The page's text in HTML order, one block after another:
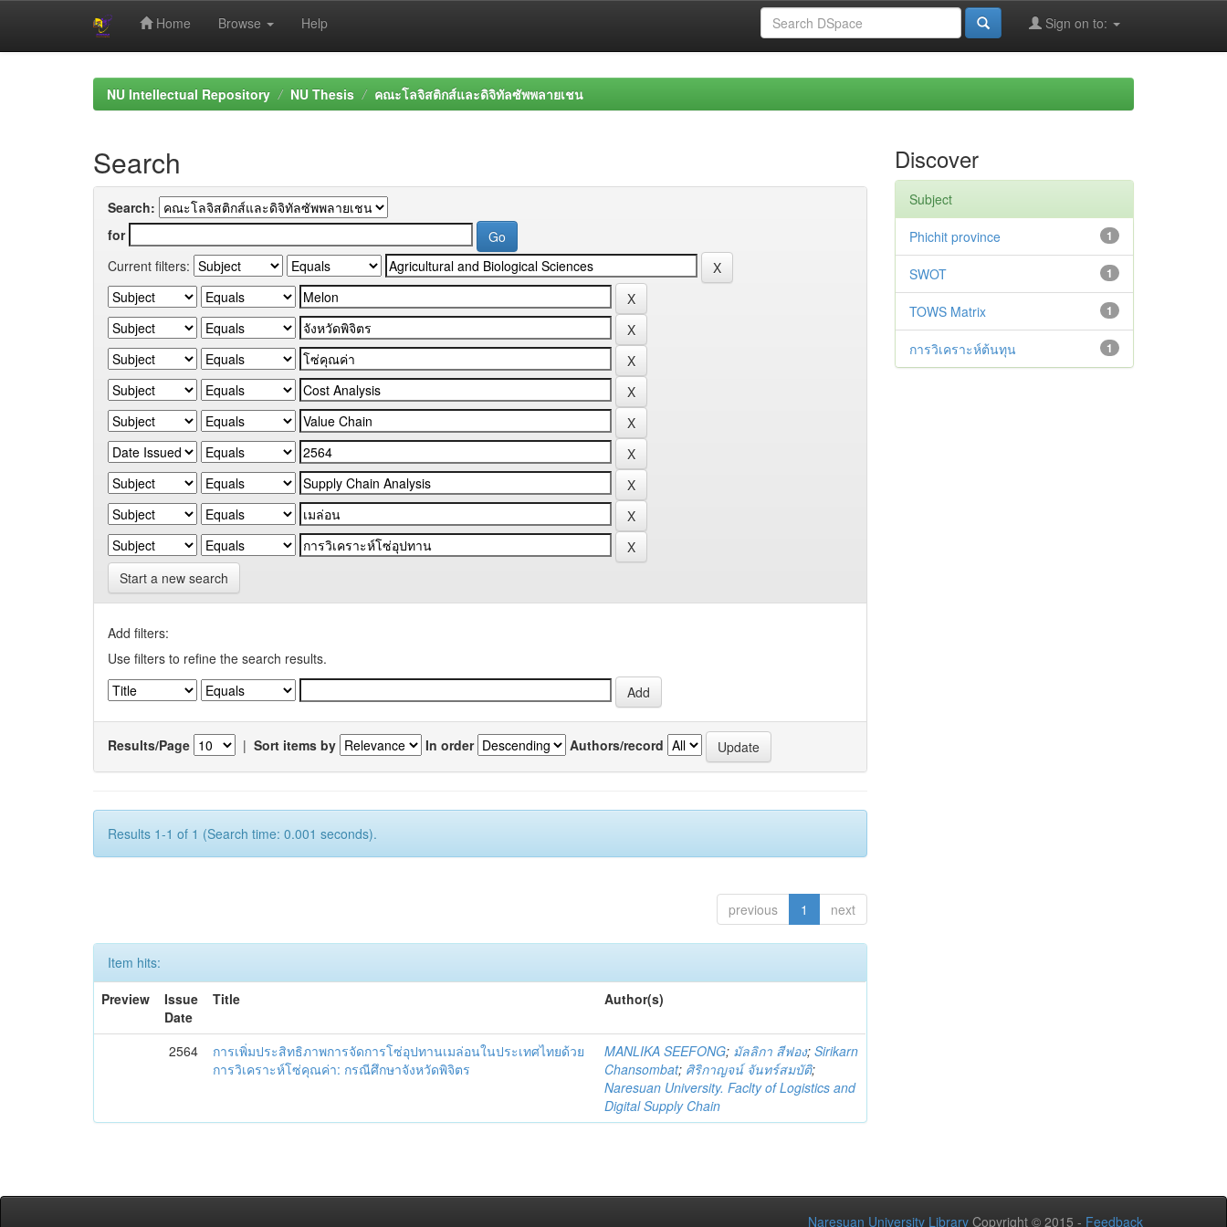
Home Browse Help Sign on to:
NU Intellectual Repository NU Thesis คณะโลจิสติกส์และดิจิทัลซัพพลายเชน
Search
Search:
for
Current filters:
Start a new search
Add filters:
Use filters to refine the search results.
Results/Page | Sort items by In order Authors/record
Results 1-1 of 1 (Search time: 0.001 seconds).
previous 1 next
Item hits:
Preview
Issue
Date
Title Author(s)
2564
การเพิ่มประสิทธิภาพการจัดการโซ่อุปทานเมล่อนในประเทศไทยด้วย
การวิเคราะห์โซ่คุณค่า: กรณีศึกษาจังหวัดพิจิตร
MANLIKA SEEFONG; มัลลิกา สีฟอง;Sirikarn
Chansombat; ศิริกาญจน์ จันทร์สมบัติ;
Naresuan University. Faclty of Logistics and
Digital Supply Chain
Discover
Subject
1
Phichit province
1
SWOT
1
TOWS Matrix
1
การวิเคราะห์ต้นทุน
Naresuan University Library Copyright © 2015 - Feedback